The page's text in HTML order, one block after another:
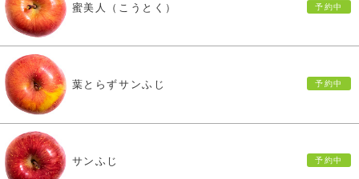
蜜美人（こうとく）
葉とらずサンふじ
サンふじ